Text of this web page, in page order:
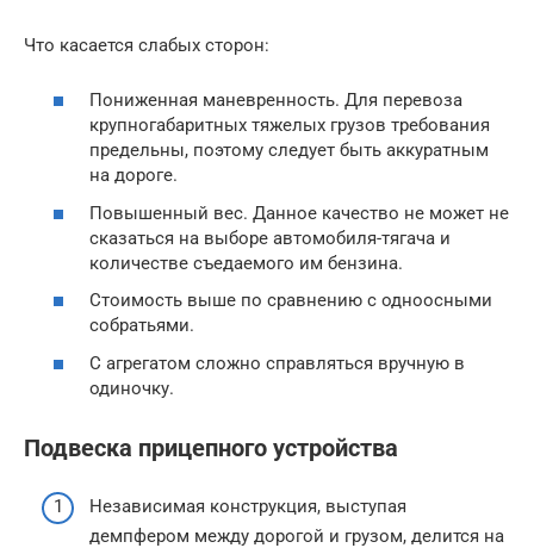
Что касается слабых сторон:
Пониженная маневренность. Для перевоза
крупногабаритных тяжелых грузов требования
предельны, поэтому следует быть аккуратным
на дороге.
Повышенный вес. Данное качество не может не
сказаться на выборе автомобиля-тягача и
количестве съедаемого им бензина.
Стоимость выше по сравнению с одноосными
собратьями.
С агрегатом сложно справляться вручную в
одиночку.
Подвеска прицепного устройства
Независимая конструкция, выступая
демпфером между дорогой и грузом, делится на